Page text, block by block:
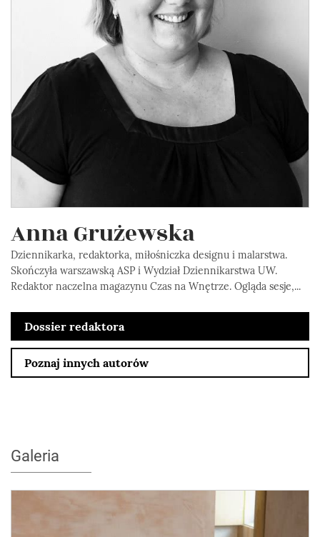
Anna Grużewska
Dziennikarka, redaktorka, miłośniczka designu i malarstwa.
Skończyła warszawską ASP i Wydział Dziennikarstwa UW.
Redaktor naczelna magazynu Czas na Wnętrze. Ogląda sesje,...
Dossier redaktora
Poznaj innych autorów
Galeria